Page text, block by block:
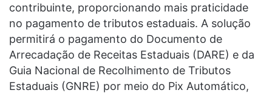
contribuinte, proporcionando mais praticidade
no pagamento de tributos estaduais. A solução
permitirá o pagamento do Documento de
Arrecadação de Receitas Estaduais (DARE) e da
Guia Nacional de Recolhimento de Tributos
Estaduais (GNRE) por meio do Pix Automático,